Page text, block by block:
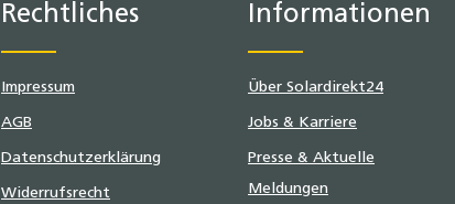
Rechtliches
Impressum
AGB
Datenschutzerklärung
Widerrufsrecht
Informationen
Über Solardirekt24
Jobs & Karriere
Presse & Aktuelle
Meldungen